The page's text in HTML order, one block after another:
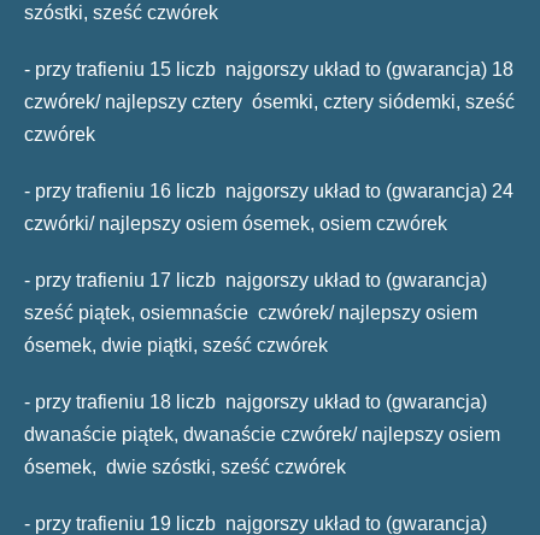
szóstki, sześć czwórek
- przy trafieniu 15 liczb najgorszy układ to (gwarancja) 18
czwórek/ najlepszy cztery ósemki, cztery siódemki, sześć
czwórek
- przy trafieniu 16 liczb najgorszy układ to (gwarancja) 24
czwórki/ najlepszy osiem ósemek, osiem czwórek
- przy trafieniu 17 liczb najgorszy układ to (gwarancja)
sześć piątek, osiemnaście czwórek/ najlepszy osiem
ósemek, dwie piątki, sześć czwórek
- przy trafieniu 18 liczb najgorszy układ to (gwarancja)
dwanaście piątek, dwanaście czwórek/ najlepszy osiem
ósemek, dwie szóstki, sześć czwórek
- przy trafieniu 19 liczb najgorszy układ to (gwarancja)